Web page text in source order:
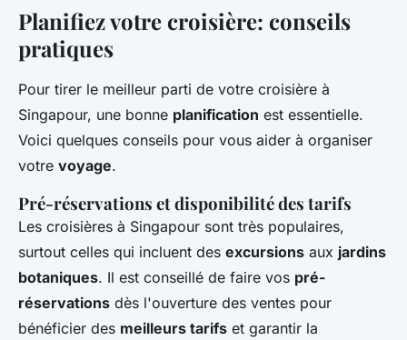
Planifiez votre croisière: conseils
pratiques
Pour tirer le meilleur parti de votre croisière à
Singapour, une bonne planification est essentielle.
Voici quelques conseils pour vous aider à organiser
votre voyage.
Pré-réservations et disponibilité des tarifs
Les croisières à Singapour sont très populaires,
surtout celles qui incluent des excursions aux jardins
botaniques. Il est conseillé de faire vos pré-
réservations dès l'ouverture des ventes pour
bénéficier des meilleurs tarifs et garantir la